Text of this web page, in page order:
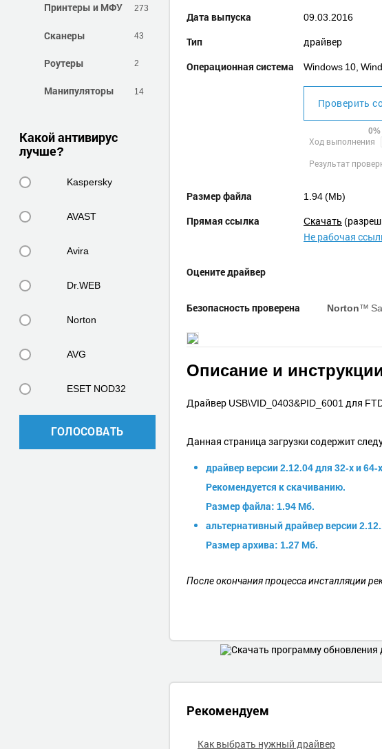
Принтеры и МФУ 273
Сканеры 43
Роутеры 2
Манипуляторы 14
Какой антивирус
лучше?
Kaspersky
AVAST
Avira
Dr.WEB
Norton
AVG
ESET NOD32
ГОЛОСОВАТЬ
Дата выпуска
09.03.2016
Тип
драйвер
Операционная система
Windows 10,
Проверить
Ход выполнения
0%
Результат
Размер файла
1.94 (Mb)
Прямая ссылка
Cкачать
Не рабочая
Оцените драйвер
Безопасность проверена Norton™
Описание и
Драйвер USB\VID_0403&PID_6001 для
Данная страница загрузки содержит
драйвер версии 2.12.04 для 32-х и
Рекомендуется к скачиванию.
Размер файла: 1.94 Мб.
альтернативный драйвер версии
Размер архива: 1.27 Мб.
После окончания процесса инсталляции
Рекомендуем
Как выбрать нужный драйвер